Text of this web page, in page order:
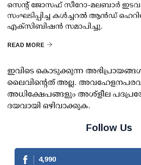
സെന്റ് ജോസഫ് സീറോ-മലബാർ
സംഘടിപ്പിച്ച കൾച്ചറൽ ആൻഡ്
എക്സിബിഷൻ സമാപിച്ചു.
READ MORE
ഇവിടെ കൊടുക്കുന്ന
ലൈവിന്റെത് അല്ല.
അധിക്ഷേപങ്ങളും അശ്‌ളീല
ദയവായി ഒഴിവാക്കുക.
Follow Us
4,990